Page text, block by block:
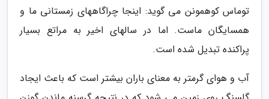
توماس کوهمونن می گوید: اینجا چراگاههای زمستانی ما و
همسایگان ماست. اما در سالهای اخیر به مراتع بسیار
پراکنده تبدیل شده است.
آب و هوای گرمتر به معنای باران بیشتر است که باعث ایجاد